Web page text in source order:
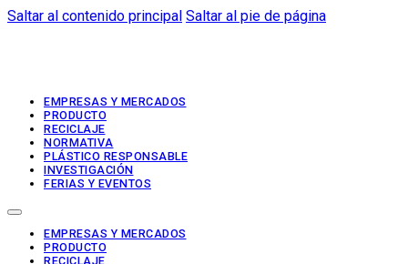
Saltar al contenido principal Saltar al pie de página
EMPRESAS Y MERCADOS
PRODUCTO
RECICLAJE
NORMATIVA
PLÁSTICO RESPONSABLE
INVESTIGACIÓN
FERIAS Y EVENTOS
EMPRESAS Y MERCADOS
PRODUCTO
RECICLAJE